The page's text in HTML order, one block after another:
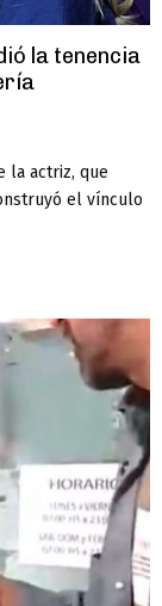
la tenencia
la actriz, que
el vínculo